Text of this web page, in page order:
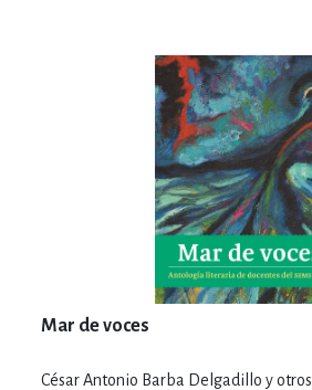
Mar de voces
César Antonio Barba Delgadillo y otros